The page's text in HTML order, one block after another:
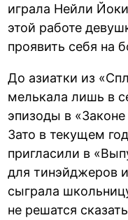
играла Нейли
этой работе
проявить себя на
До азиатки из
мелькала лишь в
эпизоды в
Зато в текущем
пригласили в
для тинэйджеров
сыграла
не решатся